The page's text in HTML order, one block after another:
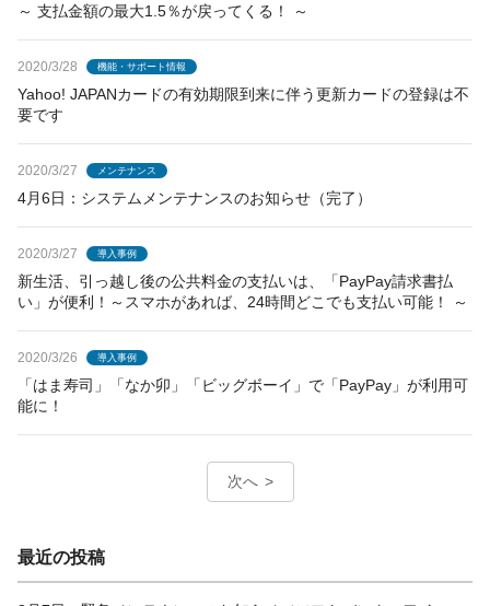
～ 支払金額の最大1.5％が戻ってくる！ ～
2020/3/28 機能・サポート情報
Yahoo! JAPANカードの有効期限到来に伴う更新カードの登録は不
要です
2020/3/27 メンテナンス
4月6日：システムメンテナンスのお知らせ（完了）
2020/3/27 導入事例
新生活、引っ越し後の公共料金の支払いは、「PayPay請求書払
い」が便利！～スマホがあれば、24時間どこでも支払い可能！ ～
2020/3/26 導入事例
「はま寿司」「なか卯」「ビッグボーイ」で「PayPay」が利用可
能に！
次へ
最近の投稿